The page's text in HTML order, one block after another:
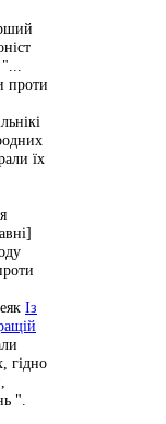
"...
проти
їх
Із
гідно
".